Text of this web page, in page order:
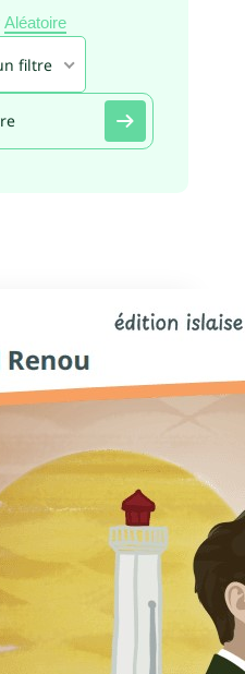
Aléatoire
filtre
de son père
Un drame familial
Kagami,
japonais,
de son
Islaise